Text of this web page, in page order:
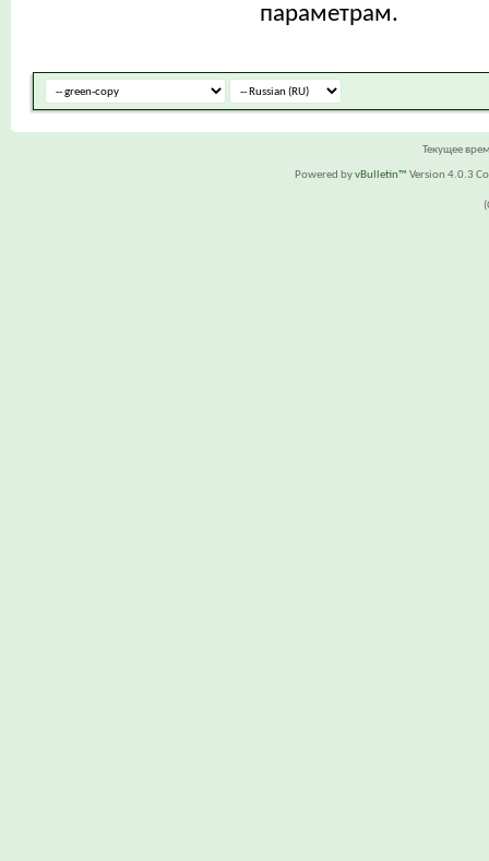
параметрам.
Текущее
Powered byvBulletin™ Version 4.0.3